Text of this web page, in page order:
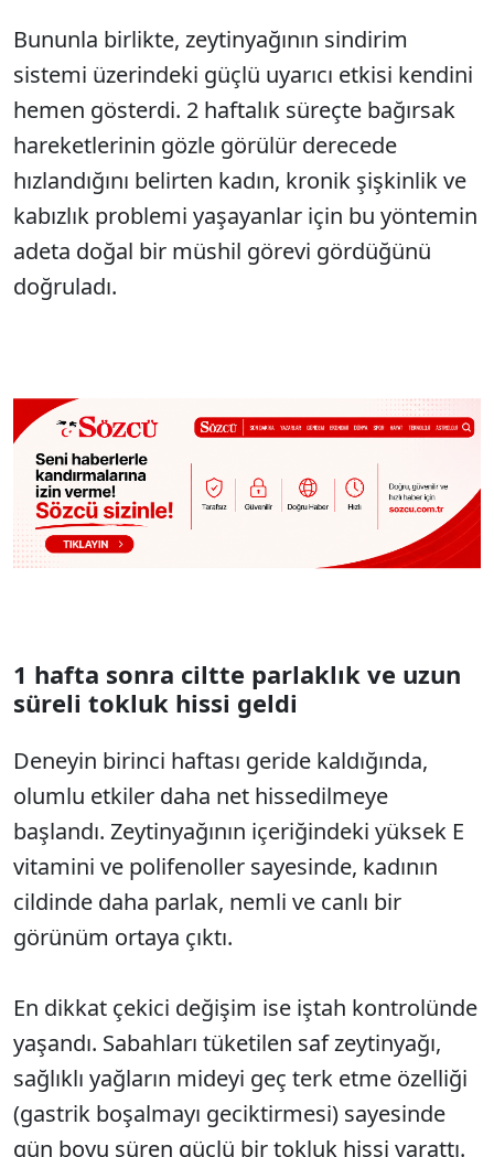
Bununla birlikte, zeytinyağının sindirim
sistemi üzerindeki güçlü uyarıcı etkisi kendini
hemen gösterdi. 2 haftalık süreçte bağırsak
hareketlerinin gözle görülür derecede
hızlandığını belirten kadın, kronik şişkinlik ve
kabızlık problemi yaşayanlar için bu yöntemin
adeta doğal bir müshil görevi gördüğünü
doğruladı.
1 hafta sonra ciltte parlaklık ve uzun
süreli tokluk hissi geldi
Deneyin birinci haftası geride kaldığında,
olumlu etkiler daha net hissedilmeye
başlandı. Zeytinyağının içeriğindeki yüksek E
vitamini ve polifenoller sayesinde, kadının
cildinde daha parlak, nemli ve canlı bir
görünüm ortaya çıktı.
En dikkat çekici değişim ise iştah kontrolünde
yaşandı. Sabahları tüketilen saf zeytinyağı,
sağlıklı yağların mideyi geç terk etme özelliği
(gastrik boşalmayı geciktirmesi) sayesinde
gün boyu süren güçlü bir tokluk hissi yarattı.